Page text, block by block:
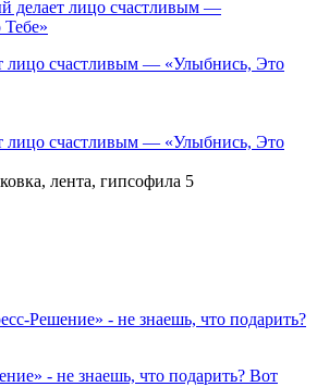
лицо счастливым — «Улыбнись, Это
лицо счастливым — «Улыбнись, Это
лента, гипсофила 5
- не знаешь, что подарить? Вот